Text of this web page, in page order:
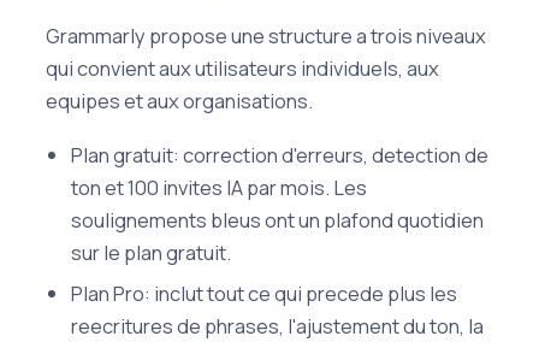
Grammarly propose une structure a trois niveaux
qui convient aux utilisateurs individuels, aux
equipes et aux organisations.
Plan gratuit: correction d'erreurs, detection de
ton et 100 invites IA par mois. Les
soulignements bleus ont un plafond quotidien
sur le plan gratuit.
Plan Pro: inclut tout ce qui precede plus les
reecritures de phrases, l'ajustement du ton, la